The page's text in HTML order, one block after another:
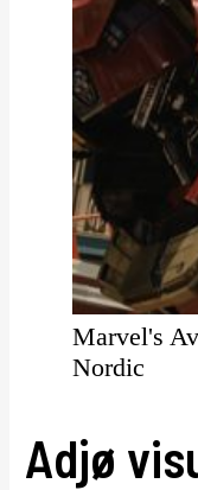
Marvel's
Nordic
Adjø